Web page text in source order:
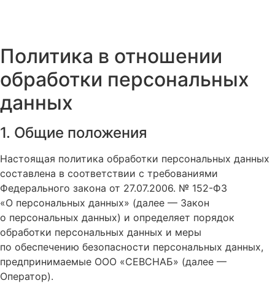
Политика в отношении
обработки персональных
данных
1. Общие положения
Настоящая политика обработки персональных данных
составлена в соответствии с требованиями
Федерального закона от 27.07.2006. № 152-ФЗ
«О персональных данных» (далее — Закон
о персональных данных) и определяет порядок
обработки персональных данных и меры
по обеспечению безопасности персональных данных,
предпринимаемые ООО «СЕВСНАБ» (далее —
Оператор).